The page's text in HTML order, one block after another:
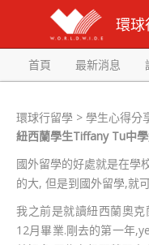
環球
首頁 最新消息
環球行留學 > 學生心得分
紐西蘭學生Tiffany Tu中
國外留學的好處就是在學
的大, 但是到國外留學,就
我之前是就讀紐西蘭奧
12月畢業.剛去的第一年